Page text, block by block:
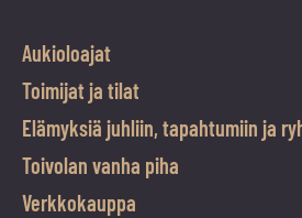
Aukioloajat
Toimijat ja tilat
Elämyksiä juhliin, tapahtumiin ja
Toivolan vanha piha
Verkkokauppa